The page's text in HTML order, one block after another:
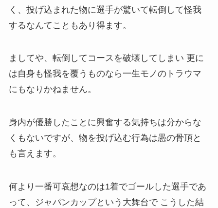
く、投げ込まれた物に選手が驚いて転倒して怪我
するなんてこともあり得ます。
ましてや、転倒してコースを破壊してしまい 更に
は自身も怪我を覆うものなら一生モノのトラウマ
にもなりかねません。
身内が優勝したことに興奮する気持ちは分からな
くもないですが、物を投げ込む行為は愚の骨頂と
も言えます。
何より一番可哀想なのは1着でゴールした選手であ
って、ジャパンカップという大舞台で こうした結